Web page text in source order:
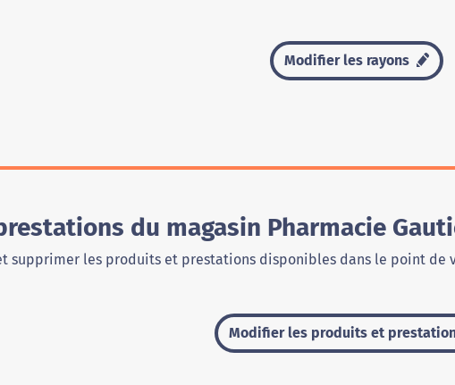
Modifier les rayons
du magasin Pharmacie
supprimer les produits et prestations disponibles dans le point de
Modifier les produits et